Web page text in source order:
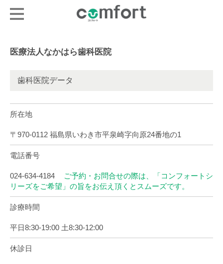
医療法人なかはら歯科医院
歯科医院データ
所在地
〒970-0112 福島県いわき市平泉崎字向原24番地の1
電話番号
024-634-4184
ご予約・お問合せの際は、「コンフォートシ
リーズをご希望」の旨をお伝え頂くとスムーズです。
診療時間
平日8:30-19:00 土8:30-12:00
休診日